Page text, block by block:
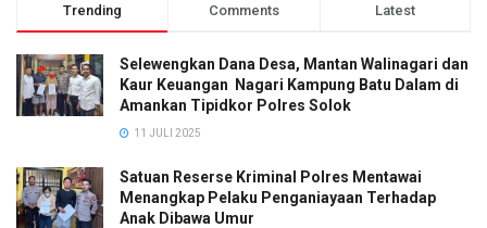
Trending Comments Latest
Selewengkan Dana Desa, Mantan Walinagari dan
Kaur Keuangan Nagari Kampung Batu Dalam di
Amankan Tipidkor Polres Solok
11 JULI 2025
Satuan Reserse Kriminal Polres Mentawai
Menangkap Pelaku Penganiayaan Terhadap
Anak Dibawa Umur